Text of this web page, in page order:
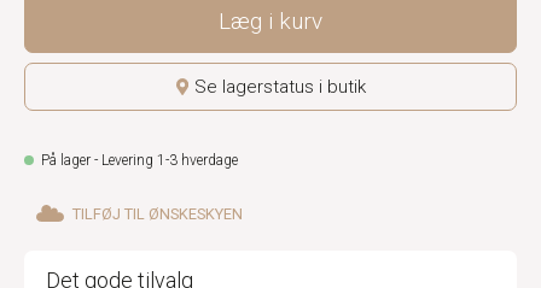
Læg i kurv
Se lagerstatus i butik
På lager - Levering 1-3 hverdage
TILFØJ TIL ØNSKESKYEN
Det gode tilvalg